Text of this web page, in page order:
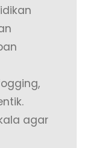
agar